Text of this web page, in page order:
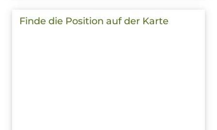
Finde die Position auf der Karte